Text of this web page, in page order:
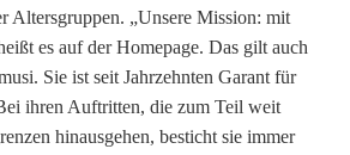
Altersgruppen. „Unsere Mission: mit
es auf der Homepage. Das gilt auch
Sie ist seit Jahrzehnten Garant für
ihren Auftritten, die zum Teil weit
hinausgehen, besticht sie immer